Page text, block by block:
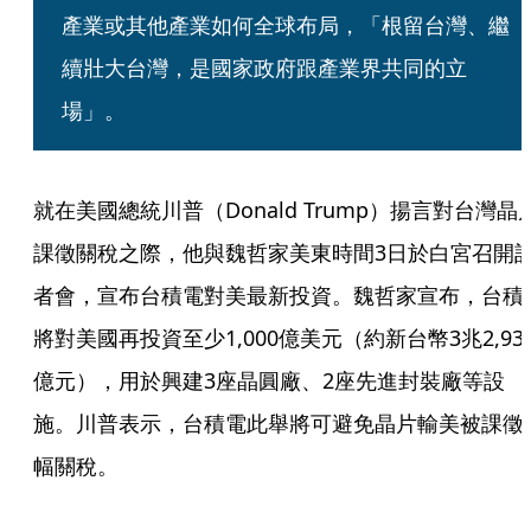
產業或其他產業如何全球布局，「根留台灣、繼
續壯大台灣，是國家政府跟產業界共同的立
場」。
就在美國總統川普（Donald Trump）揚言對台灣晶
課徵關稅之際，他與魏哲家美東時間3日於白宮召開
者會，宣布台積電對美最新投資。魏哲家宣布，台積
將對美國再投資至少1,000億美元（約新台幣3兆
億元），用於興建3座晶圓廠、2座先進封裝廠等設
施。川普表示，台積電此舉將可避免晶片輸美被課徵
幅關稅。